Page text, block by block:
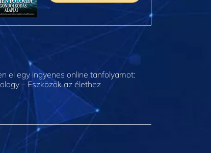
el egy ingyenes online tanfolyamot:
– Eszközök az élethez